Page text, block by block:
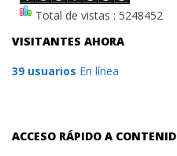
Total de vistas : 5248452
VISITANTES AHORA
39 usuarios En línea
ACCESO RÁPIDO A